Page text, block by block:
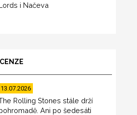
i Načeva
13.07.2026
Rolling Stones stále drží
Ani po šedesáti